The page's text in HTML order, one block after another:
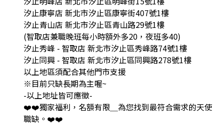
汐止康寧店 新北市汐止區康寧街407號1樓
汐止青山店 新北市汐止區青山路29號1樓
(智取店兼職晚班每小時額外多20，夜班多40)
汐止秀峰 - 智取店 新北市汐止區秀峰路74號1樓
汐止同興 - 智取店 新北市汐止區同興路278號1樓
以上地區須配合其他門市支援
※目前只缺長期為主喔~
-以上地址皆可應徵-
❤️❤️獨家福利，名額有限＿為您找到最符合需求的天使
職缺。❤️❤️